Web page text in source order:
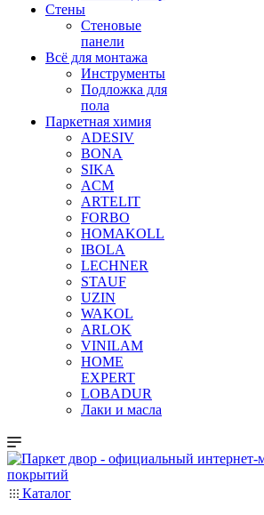
Стены
Стеновые
панели
Всё для монтажа
Инструменты
Подложка для
пола
Паркетная химия
ADESIV
BONA
SIKA
ACM
ARTELIT
FORBO
HOMAKOLL
IBOLA
LECHNER
STAUF
UZIN
WAKOL
ARLOK
VINILAM
HOME
EXPERT
LOBADUR
Лаки и масла
Каталог